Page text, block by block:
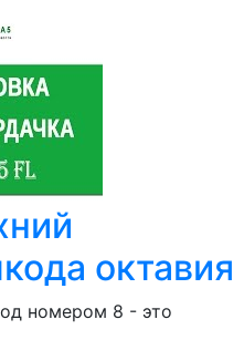
октавия
номером 8 - это